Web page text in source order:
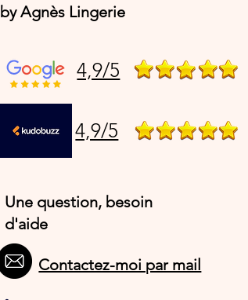
by Agnès Lingerie
4,9/5
4,9/5
Une question, besoin
d'aide
Contactez-moi par mail